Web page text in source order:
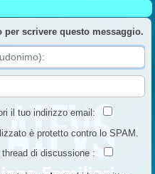
per scrivere questo messaggio.
il tuo indirizzo email:
è protetto contro lo SPAM.
thread di discussione :